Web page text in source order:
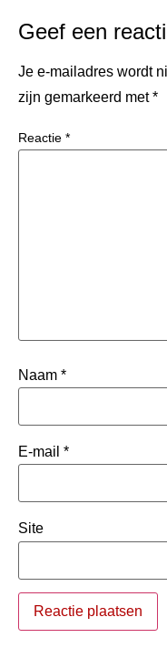
Geef een
Je e-mailadres wordt
zijn gemarkeerd met*
Reactie *
Naam *
E-mail *
Site